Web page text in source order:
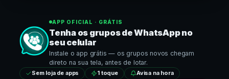
APP OFICIAL · GRÁTIS
Tenha os grupos deWhatsAppno
seu celular
Instale o app grátis — os grupos novos chegam
direto na sua tela, antes de lotar.
Sem loja de apps 1 toque Avisa na hora